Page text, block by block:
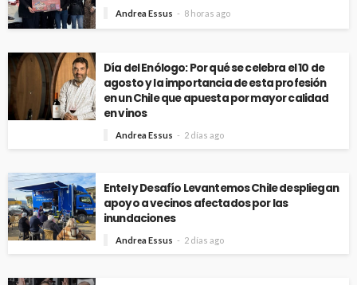
Andrea Essus 8 horas ago
Día del Enólogo: Por qué se celebra el 10 de
agosto y la importancia de esta profesión
en un Chile que apuesta por mayor calidad
en vinos
Andrea Essus 2 días ago
Entel y Desafío Levantemos Chile despliegan
apoyo a vecinos afectados por las
inundaciones
Andrea Essus 2 días ago